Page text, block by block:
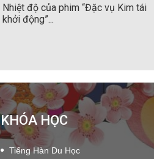
Nhiệt độ của phim “Đặc vụ Kim tái
khởi động”...
KHÓA HỌC
Tiếng Hàn Du Học